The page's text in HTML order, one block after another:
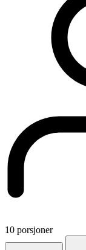
10 porsjoner